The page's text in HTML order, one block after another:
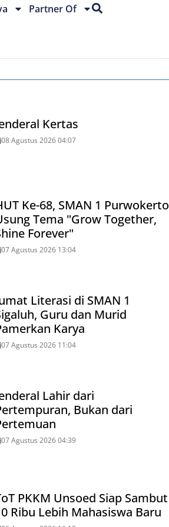
Partner Of
Kertas
08 Agustus 2026 04:07
Ke-68, SMAN 1 Purwokerto
Tema "Grow Together,
Forever"
07 Agustus 2026 13:04
Literasi di SMAN 1
Guru dan Murid
Karya
07 Agustus 2026 11:04
Lahir dari
Bukan dari
07 Agustus 2026 04:39
PKKM Unsoed Siap Sambut
Ribu Lebih Mahasiswa Baru